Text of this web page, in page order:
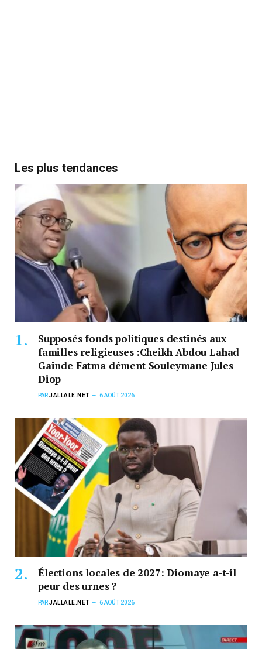
Les plus tendances
Supposés fonds politiques destinés aux
familles religieuses :Cheikh Abdou Lahad
Gainde Fatma dément Souleymane Jules
Diop
PARJALLALE.NET 6 AOÛT 2026
Élections locales de 2027: Diomaye a-t-il
peur des urnes ?
PARJALLALE.NET 6 AOÛT 2026